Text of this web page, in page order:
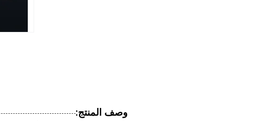
وصف المنتج: